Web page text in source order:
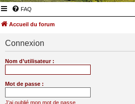
FAQ
Accueil du forum
Connexion
Nom d’utilisateur :
Mot de passe :
J’ai oublié mon mot de passe